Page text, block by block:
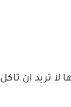
تريد ان تاكل